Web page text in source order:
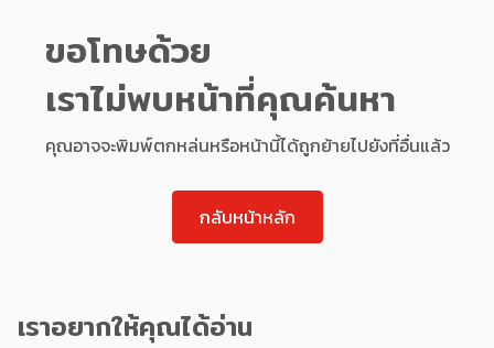
ขอโทษด้วย
เราไม่พบหน้าที่คุณค้นหา
คุณอาจจะพิมพ์ตกหล่นหรือหน้านี้ได้ถูกย้ายไปยังที่อื่นแล้ว
กลับหน้าหลัก
เราอยากให้คุณได้อ่าน